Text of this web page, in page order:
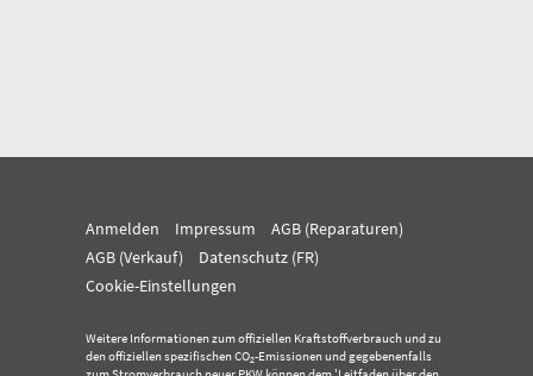
Anmelden Impressum
AGB (Reparaturen)
AGB (Verkauf)
Datenschutz (FR)
Cookie-Einstellungen
Weitere Informationen zum offiziellen Kraftstoffverbrauch und zu
den offiziellen spezifischen CO2-Emissionen und gegebenenfalls